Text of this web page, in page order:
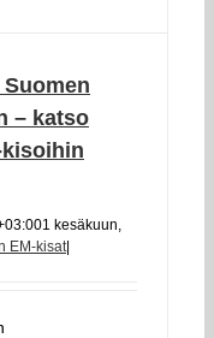
– katso
1 kesäkuun,
EM-kisat|